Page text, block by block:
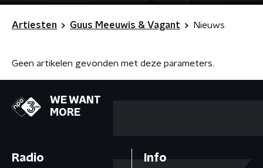
Artiesten Guus Meeuwis & Vagant Nieuws
Geen artikelen gevonden met deze parameters.
WE WANT
MORE
Radio Info